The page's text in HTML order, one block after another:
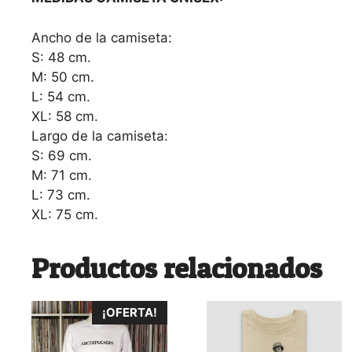
Ancho de la camiseta:
S: 48 cm.
M: 50 cm.
L: 54 cm.
XL: 58 cm.
Largo de la camiseta:
S: 69 cm.
M: 71 cm.
L: 73 cm.
XL: 75 cm.
Productos relacionados
¡OFERTA!
Este
producto
tiene
producto